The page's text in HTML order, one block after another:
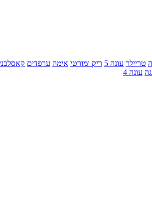
טריילר עונה 5 ריק ומורטי אימה ערפדים
עונה 4